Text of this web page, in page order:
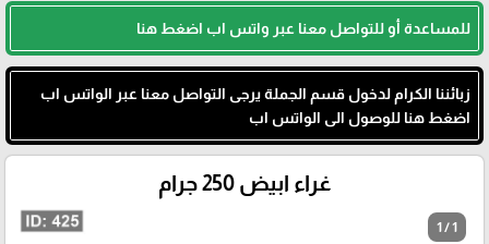
للمساعدة أو للتواصل معنا عبر واتس اب اضغط هنا
زبائننا الكرام لدخول قسم الجملة يرجى التواصل معنا عبر الواتس اب
اضغط هنا للوصول الى الواتس اب
غراء ابيض 250 جرام
1 / 1